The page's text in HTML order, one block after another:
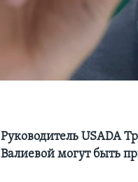
Руководитель USADA
Валиевой могут быть